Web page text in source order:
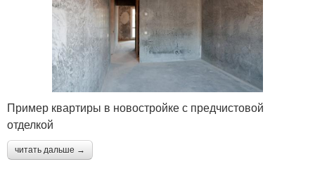
Пример квартиры в новостройке с предчистовой
отделкой
читать дальше →